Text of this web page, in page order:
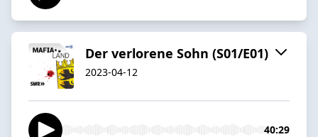
Der verlorene Sohn (S01/E01)
2023-04-12
40:29